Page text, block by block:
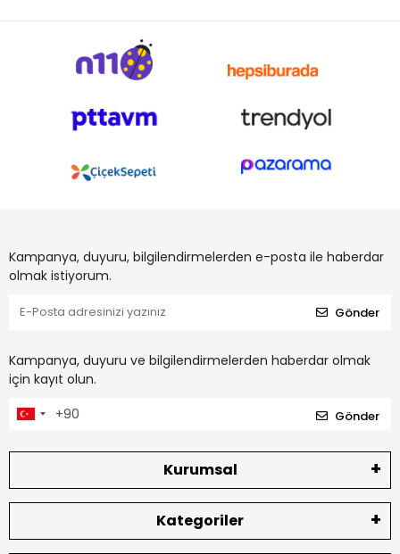
Kampanya, duyuru, bilgilendirmelerden e-posta ile haberdar
olmak istiyorum.
Gönder
Kampanya, duyuru ve bilgilendirmelerden haberdar olmak
için kayıt olun.
Gönder
Kurumsal
Kategoriler